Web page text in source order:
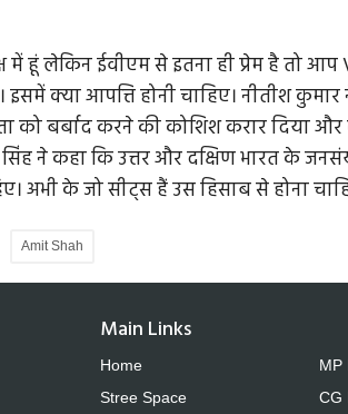
हूं लेकिन ईवीएम से इतना ही प्रेम है तो आप
क्या आपत्ति होनी चाहिए। नीतीश कुमार
को बर्बाद करने की कोशिश करार दिया
ने कहा कि उत्तर और दक्षिण भारत के
अभी के जो सीट्स हैं उस हिसाब से होना
Amit Shah
Main Links
Home
Stree Space
MP
CG